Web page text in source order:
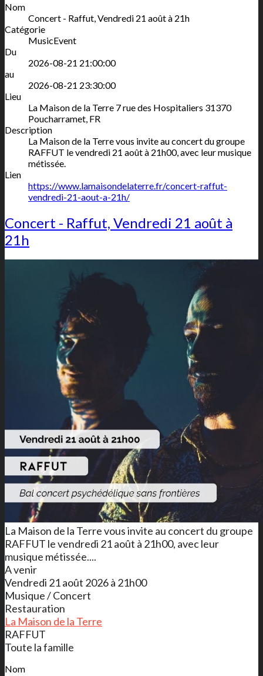
Nom
Concert - Raffut, Vendredi 21 août à 21h
Catégorie
MusicEvent
Du
2026-08-21 21:00:00
au
2026-08-21 23:30:00
Lieu
La Maison de la Terre 7 rue des Hospitaliers 31370
Poucharramet FR
Description
La Maison de la Terre vous invite au concert du groupe
RAFFUT le vendredi 21 août à 21h00, avec leur musique
métissée.
Lien
https://www.lamaisondelaterre.fr/concert-raffut-
vendredi-21-aout-a-21h/
Concert - Raffut, Vendredi 21 août à
21h
La Maison de la Terre vous invite au concert du groupe
RAFFUT le vendredi 21 août à 21h00, avec leur
musique métissée....
A venir
Vendredi 21 août 2026 à 21h00
Musique / Concert
Restauration
La Maison de la Terre
RAFFUT
Toute la famille
Nom